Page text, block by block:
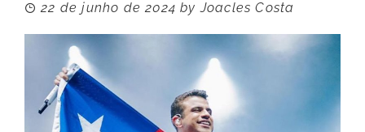
22 de junho de 2024 byJoacles Costa